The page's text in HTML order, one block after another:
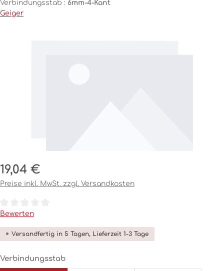
Verbindungsstab : 6mm-4-Kant
Geiger
Regulärer Preis:
19,04 €
Preise inkl. MwSt. zzgl. Versandkosten
Durchschnittliche Bewertung von 0 von 5 Sternen
Bewerten
Versandfertig in 5 Tagen, Lieferzeit 1-3 Tage
Verbindungsstabauswählen